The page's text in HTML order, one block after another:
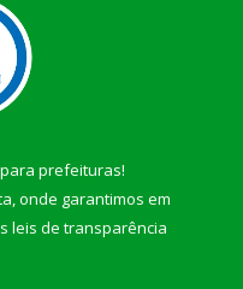
prefeituras!
onde garantimos em
leis de transparência